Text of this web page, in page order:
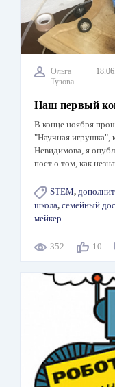
Ольга
Тузова
Наш первый
В конце ноября
"Научная игрушка",
Невидимова, я
пост о том, как
STEM,
школа, семейный
мейкер
352 10